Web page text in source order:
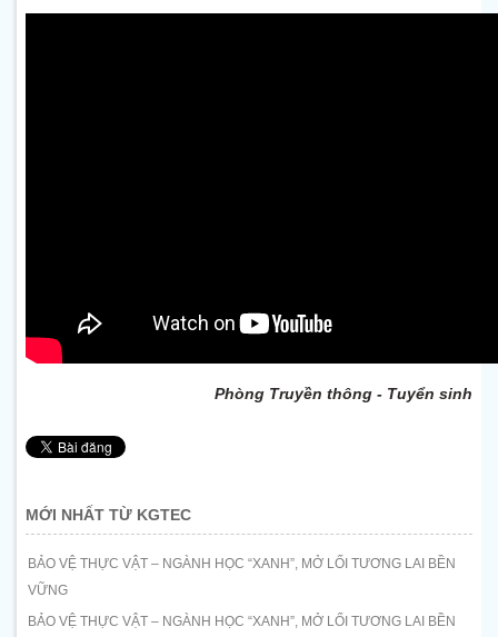
Phòng Truyền thông - Tuyển sinh
MỚI NHẤT TỪ KGTEC
BẢO VỆ THỰC VẬT – NGÀNH HỌC “XANH”, MỞ LỐI TƯƠNG LAI BỀN
VỮNG
BẢO VỆ THỰC VẬT – NGÀNH HỌC “XANH”, MỞ LỐI TƯƠNG LAI BỀN